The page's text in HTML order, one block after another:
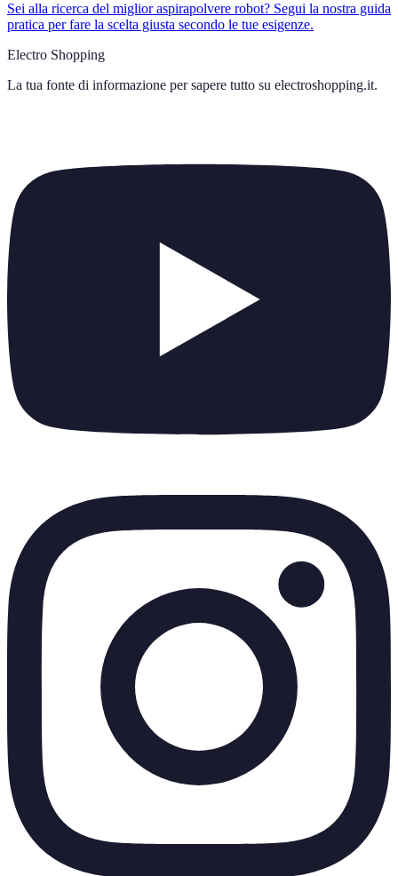
Sei alla ricerca del miglior aspirapolvere robot? Segui la nostra guida
pratica per fare la scelta giusta secondo le tue esigenze.
Electro Shopping
La tua fonte di informazione per sapere tutto su electroshopping.it.